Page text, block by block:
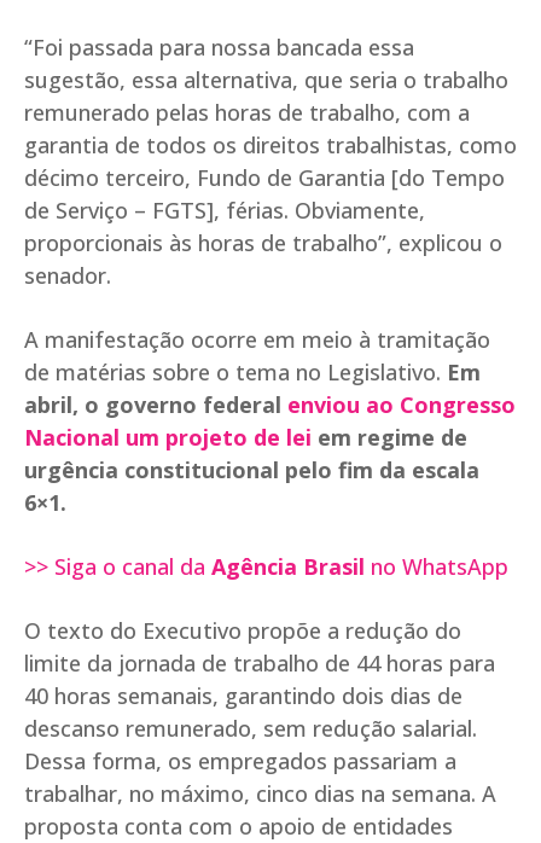
“Foi passada para nossa bancada essa
sugestão, essa alternativa, que seria o trabalho
remunerado pelas horas de trabalho, com a
garantia de todos os direitos trabalhistas, como
décimo terceiro, Fundo de Garantia [do Tempo
de Serviço – FGTS], férias. Obviamente,
proporcionais às horas de trabalho”, explicou o
senador.
A manifestação ocorre em meio à tramitação
de matérias sobre o tema no Legislativo. Em
abril, o governo federal enviou ao Congresso
Nacional um projeto de lei em regime de
urgência constitucional pelo fim da escala
6×1.
>> Siga o canal da Agência Brasil no WhatsApp
O texto do Executivo propõe a redução do
limite da jornada de trabalho de 44 horas para
40 horas semanais, garantindo dois dias de
descanso remunerado, sem redução salarial.
Dessa forma, os empregados passariam a
trabalhar, no máximo, cinco dias na semana. A
proposta conta com o apoio de entidades